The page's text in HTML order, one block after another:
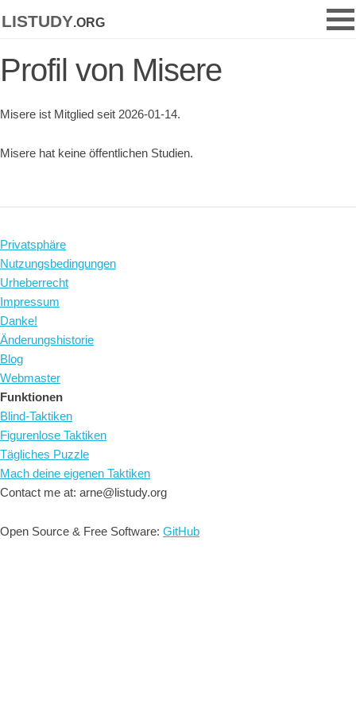
listudy.org
Profil von Misere
Misere ist Mitglied seit 2026-01-14.
Misere hat keine öffentlichen Studien.
Privatsphäre
Nutzungsbedingungen
Urheberrecht
Impressum
Danke!
Änderungshistorie
Blog
Webmaster
Funktionen
Blind-Taktiken
Figurenlose Taktiken
Tägliches Puzzle
Mach deine eigenen Taktiken
Contact me at: arne@listudy.org
Open Source & Free Software: GitHub